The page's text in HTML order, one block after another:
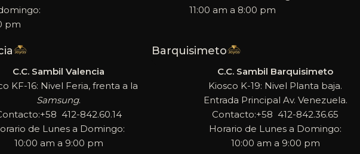
pm
11:00 am a 8:00 pm
C.C. Sambil Valencia
KF-16: Nivel Feria, frenta a la
Samsung.
412-842.60.14
de Lunes a Domingo:
10:00 am a 9:00 pm
Barquisimeto
C.C. Sambil Barquisimeto
Kiosco K-19: Nivel Planta baja.
Entrada Principal Av. Venezuela.
Contacto:+58 412-842.36.65
Horario de Lunes a Domingo:
10:00 am a 9:00 pm